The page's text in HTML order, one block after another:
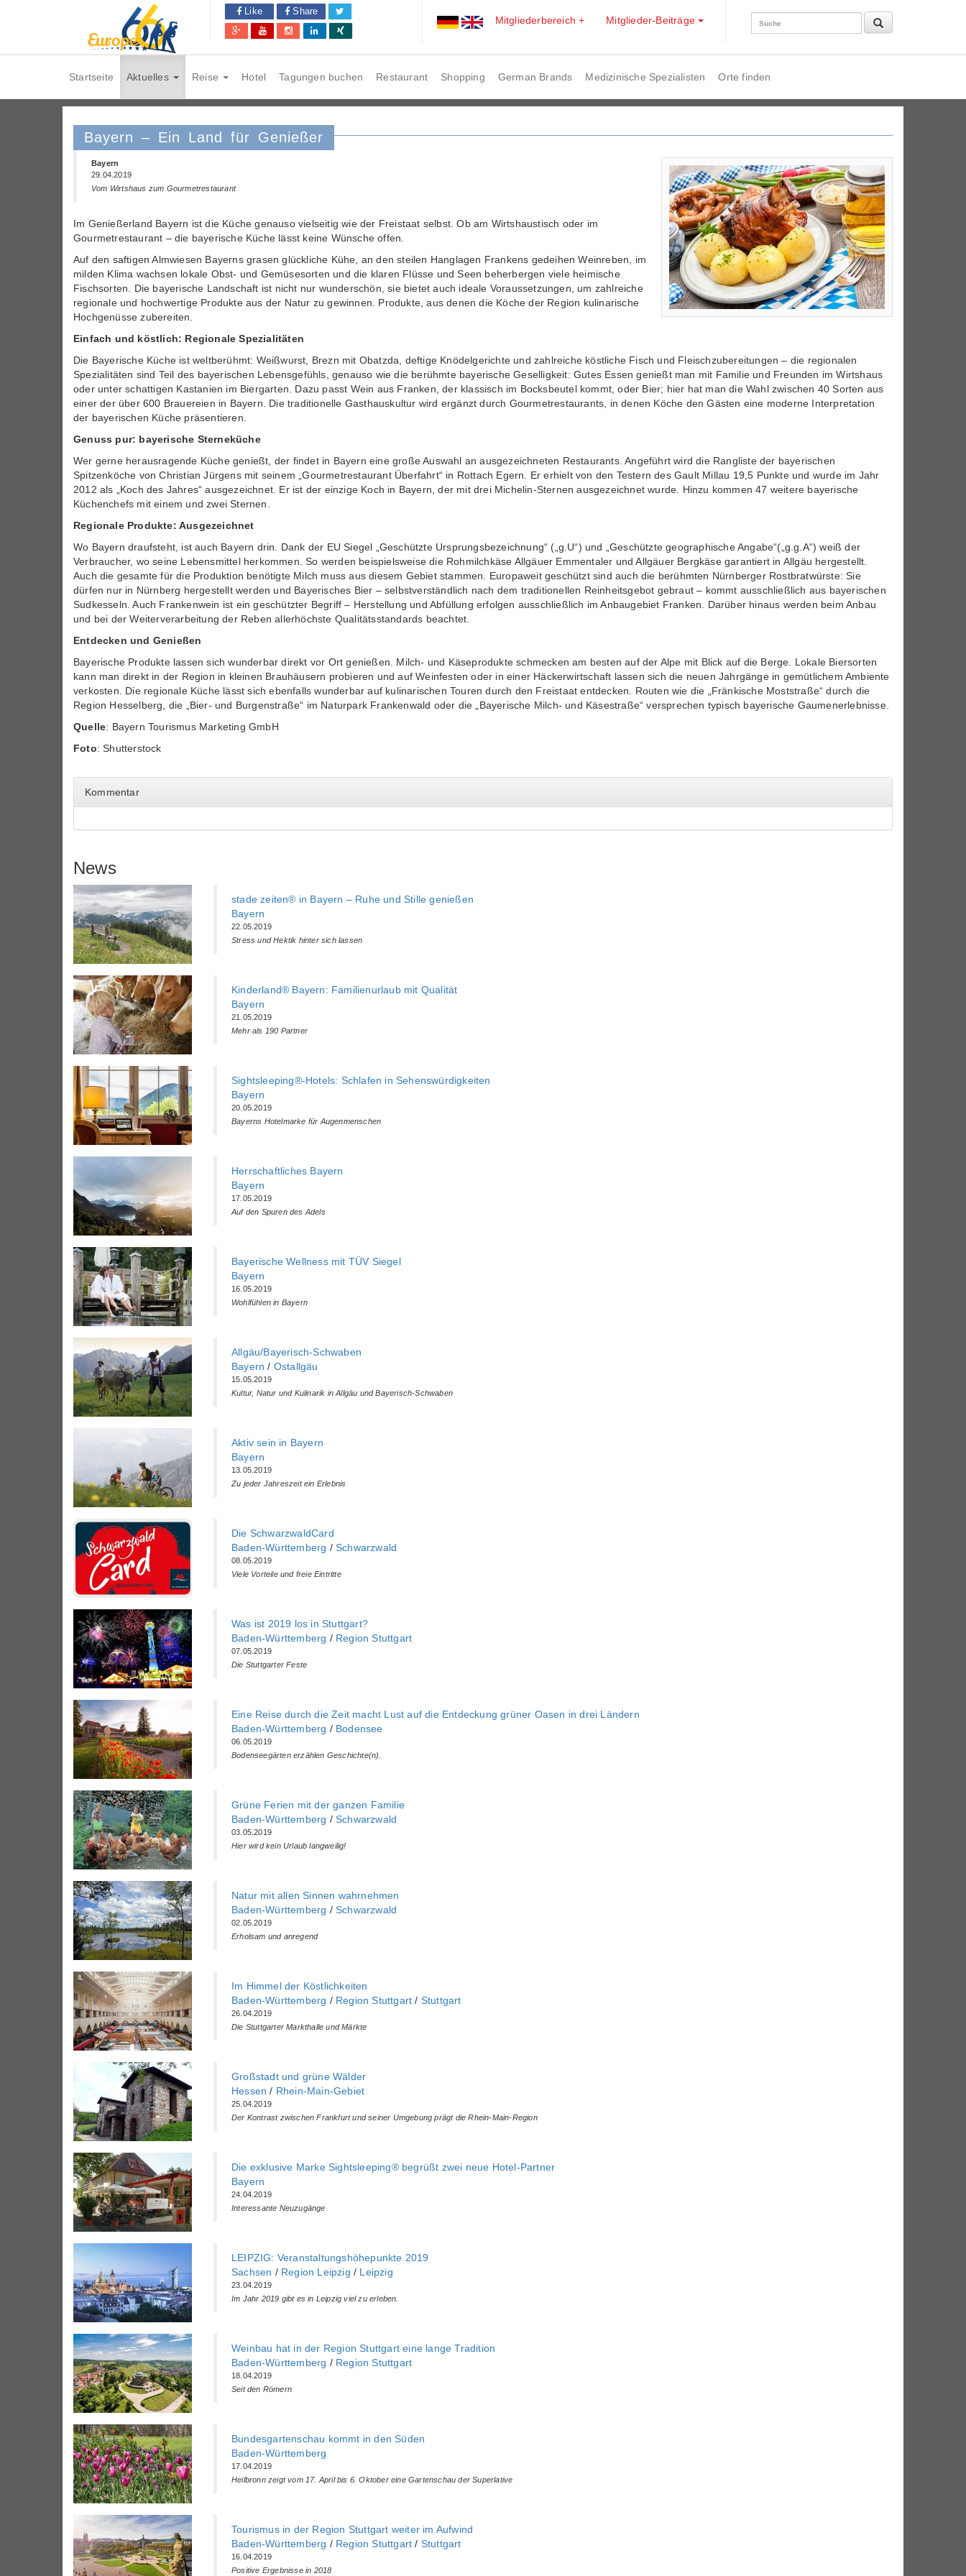
Mitgliederbereich + Mitglieder-Beiträge
Like Share
Startseite Aktuelles Reise Hotel Tagungen buchen Restaurant Shopping German Brands Medizinische Spezialisten Orte finden
Bayern – Ein Land für Genießer
Bayern
29.04.2019
Vom Wirtshaus zum Gourmetrestaurant
Im Genießerland Bayern ist die Küche genauso vielseitig wie der Freistaat selbst. Ob am Wirtshaustisch oder im
Gourmetrestaurant – die bayerische Küche lässt keine Wünsche offen.
Auf den saftigen Almwiesen Bayerns grasen glückliche Kühe, an den steilen Hanglagen Frankens gedeihen Weinreben, im
milden Klima wachsen lokale Obst- und Gemüsesorten und die klaren Flüsse und Seen beherbergen viele heimische
Fischsorten. Die bayerische Landschaft ist nicht nur wunderschön, sie bietet auch ideale Voraussetzungen, um zahlreiche
regionale und hochwertige Produkte aus der Natur zu gewinnen. Produkte, aus denen die Köche der Region kulinarische
Hochgenüsse zubereiten.
Einfach und köstlich: Regionale Spezialitäten
Die Bayerische Küche ist weltberühmt: Weißwurst, Brezn mit Obatzda, deftige Knödelgerichte und zahlreiche köstliche Fisch und Fleischzubereitungen – die regionalen
Spezialitäten sind Teil des bayerischen Lebensgefühls, genauso wie die berühmte bayerische Geselligkeit: Gutes Essen genießt man mit Familie und Freunden im Wirtshaus
oder unter schattigen Kastanien im Biergarten. Dazu passt Wein aus Franken, der klassisch im Bocksbeutel kommt, oder Bier; hier hat man die Wahl zwischen 40 Sorten aus
einer der über 600 Brauereien in Bayern. Die traditionelle Gasthauskultur wird ergänzt durch Gourmetrestaurants, in denen Köche den Gästen eine moderne Interpretation
der bayerischen Küche präsentieren.
Genuss pur: bayerische Sterneküche
Wer gerne herausragende Küche genießt, der findet in Bayern eine große Auswahl an ausgezeichneten Restaurants. Angeführt wird die Rangliste der bayerischen
Spitzenköche von Christian Jürgens mit seinem „Gourmetrestaurant Überfahrt“ in Rottach Egern. Er erhielt von den Testern des Gault Millau 19,5 Punkte und wurde im Jahr
2012 als „Koch des Jahres“ ausgezeichnet. Er ist der einzige Koch in Bayern, der mit drei Michelin-Sternen ausgezeichnet wurde. Hinzu kommen 47 weitere bayerische
Küchenchefs mit einem und zwei Sternen.
Regionale Produkte: Ausgezeichnet
Wo Bayern draufsteht, ist auch Bayern drin. Dank der EU Siegel „Geschützte Ursprungsbezeichnung“ („g.U“) und „Geschützte geographische Angabe“(„g.g.A“) weiß der
Verbraucher, wo seine Lebensmittel herkommen. So werden beispielsweise die Rohmilchkäse Allgäuer Emmentaler und Allgäuer Bergkäse garantiert in Allgäu hergestellt.
Auch die gesamte für die Produktion benötigte Milch muss aus diesem Gebiet stammen. Europaweit geschützt sind auch die berühmten Nürnberger Rostbratwürste: Sie
dürfen nur in Nürnberg hergestellt werden und Bayerisches Bier – selbstverständlich nach dem traditionellen Reinheitsgebot gebraut – kommt ausschließlich aus bayerischen
Sudkesseln. Auch Frankenwein ist ein geschützter Begriff – Herstellung und Abfüllung erfolgen ausschließlich im Anbaugebiet Franken. Darüber hinaus werden beim Anbau
und bei der Weiterverarbeitung der Reben allerhöchste Qualitätsstandards beachtet.
Entdecken und Genießen
Bayerische Produkte lassen sich wunderbar direkt vor Ort genießen. Milch- und Käseprodukte schmecken am besten auf der Alpe mit Blick auf die Berge. Lokale Biersorten
kann man direkt in der Region in kleinen Brauhäusern probieren und auf Weinfesten oder in einer Häckerwirtschaft lassen sich die neuen Jahrgänge in gemütlichem Ambiente
verkosten. Die regionale Küche lässt sich ebenfalls wunderbar auf kulinarischen Touren durch den Freistaat entdecken. Routen wie die „Fränkische Moststraße“ durch die
Region Hesselberg, die „Bier- und Burgenstraße“ im Naturpark Frankenwald oder die „Bayerische Milch- und Käsestraße“ versprechen typisch bayerische Gaumenerlebnisse.
Quelle: Bayern Tourismus Marketing GmbH
Foto: Shutterstock
Kommentar
News
stade zeiten® in Bayern – Ruhe und Stille genießen
Bayern
22.05.2019
Stress und Hektik hinter sich lassen
Kinderland® Bayern: Familienurlaub mit Qualität
Bayern
21.05.2019
Mehr als 190 Partner
Sightsleeping®-Hotels: Schlafen in Sehenswürdigkeiten
Bayern
20.05.2019
Bayerns Hotelmarke für Augenmenschen
Herrschaftliches Bayern
Bayern
17.05.2019
Auf den Spuren des Adels
Bayerische Wellness mit TÜV Siegel
Bayern
16.05.2019
Wohlfühlen in Bayern
Allgäu/Bayerisch-Schwaben
Bayern / Ostallgäu
15.05.2019
Kultur, Natur und Kulinarik in Allgäu und Bayerisch-Schwaben
Aktiv sein in Bayern
Bayern
13.05.2019
Zu jeder Jahreszeit ein Erlebnis
Die SchwarzwaldCard
Baden-Württemberg‎ /Schwarzwald
08.05.2019
Viele Vorteile und freie Eintritte
Was ist 2019 los in Stuttgart?
Baden-Württemberg‎ / Region Stuttgart
07.05.2019
Die Stuttgarter Feste
Eine Reise durch die Zeit macht Lust auf die Entdeckung grüner Oasen in drei Ländern
Baden-Württemberg‎ / Bodensee
06.05.2019
Bodenseegärten erzählen Geschichte(n).
Grüne Ferien mit der ganzen Familie
Baden-Württemberg‎ /Schwarzwald
03.05.2019
Hier wird kein Urlaub langweilig!
Natur mit allen Sinnen wahrnehmen
Baden-Württemberg‎ /Schwarzwald
02.05.2019
Erholsam und anregend
Im Himmel der Köstlichkeiten
Baden-Württemberg‎ / Region Stuttgart / Stuttgart
26.04.2019
Die Stuttgarter Markthalle und Märkte
Großstadt und grüne Wälder
Hessen / Rhein-Main-Gebiet
25.04.2019
Der Kontrast zwischen Frankfurt und seiner Umgebung prägt die Rhein-Main-Region
Die exklusive Marke Sightsleeping® begrüßt zwei neue Hotel-Partner
Bayern
24.04.2019
Interessante Neuzugänge
LEIPZIG: Veranstaltungshöhepunkte 2019
Sachsen / Region Leipzig / Leipzig
23.04.2019
Im Jahr 2019 gibt es in Leipzig viel zu erleben.
Weinbau hat in der Region Stuttgart eine lange Tradition
Baden-Württemberg‎ / Region Stuttgart
18.04.2019
Seit den Römern
Bundesgartenschau kommt in den Süden
Baden-Württemberg‎
17.04.2019
Heilbronn zeigt vom 17. April bis 6. Oktober eine Gartenschau der Superlative
Tourismus in der Region Stuttgart weiter im Aufwind
Baden-Württemberg‎ / Region Stuttgart / Stuttgart
16.04.2019
Positive Ergebnisse in 2018